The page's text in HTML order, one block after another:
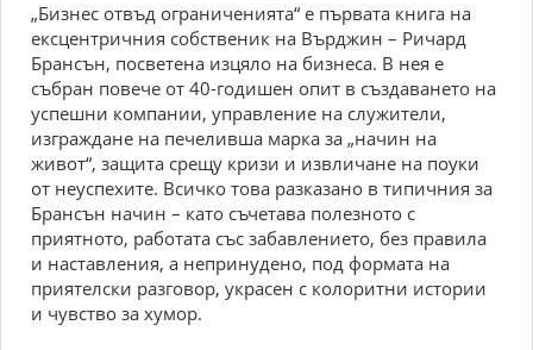
„Бизнес отвъд ограниченията“ е първата книга на
ексцентричния собственик на Върджин – Ричард
Брансън, посветена изцяло на бизнеса. В нея е
събран повече от 40-годишен опит в създаването на
успешни компании, управление на служители,
изграждане на печеливша марка за „начин на
живот“, защита срещу кризи и извличане на поуки
от неуспехите. Всичко това разказано в типичния за
Брансън начин – като съчетава полезното с
приятното, работата със забавлението, без правила
и наставления, а непринудено, под формата на
приятелски разговор, украсен с колоритни истории
и чувство за хумор.